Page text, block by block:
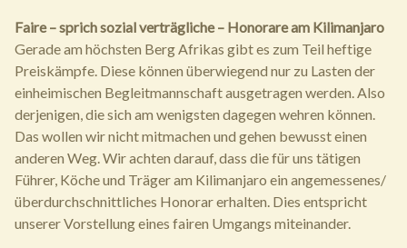
Faire – sprich sozial verträgliche – Honorare am Kilimanjaro
Gerade am höchsten Berg Afrikas gibt es zum Teil heftige
Preiskämpfe. Diese können überwiegend nur zu Lasten der
einheimischen Begleitmannschaft ausgetragen werden. Also
derjenigen, die sich am wenigsten dagegen wehren können.
Das wollen wir nicht mitmachen und gehen bewusst einen
anderen Weg. Wir achten darauf, dass die für uns tätigen
Führer, Köche und Träger am Kilimanjaro ein angemessenes/
überdurchschnittliches Honorar erhalten. Dies entspricht
unserer Vorstellung eines fairen Umgangs miteinander.